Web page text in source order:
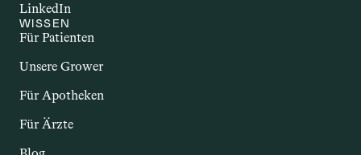
wird untersucht, ob bestimmte
Cannabinoide – potenzielle Effekte auf
das Immunsystem und entzündliche
LinkedIn
WISSEN
Für Patienten
Unsere Grower
Für Apotheken
Für Ärzte